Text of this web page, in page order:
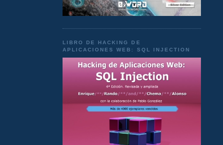
LIBRO DE HACKING DE
APLICACIONES WEB: SQL INJECTION